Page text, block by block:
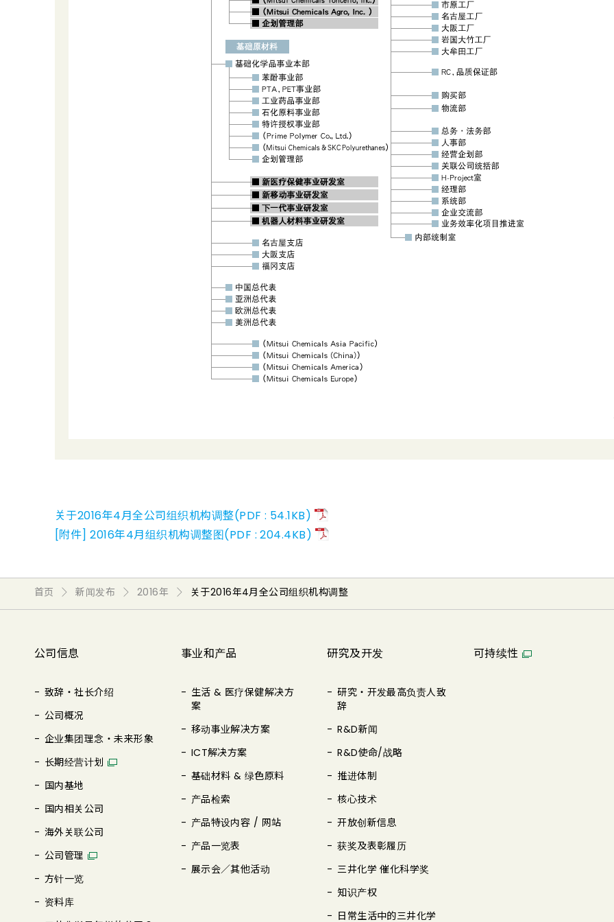
关于2016年4月全公司组织机构调整(PDF : 54.1KB)
[附件] 2016年4月组织机构调整图(PDF : 204.4KB)
首页 新闻发布 2016年 关于2016年4月全公司组织机构调整
公司信息
致辞・社长介绍
公司概况
企业集团理念・未来形象
长期经营计划
国内基地
国内相关公司
海外关联公司
公司管理
方针一览
资料库
事业和产品
生活 & 医疗保健解决方
案
移动事业解决方案
ICT解决方案
基础材料 & 绿色原料
产品检索
产品特设内容 / 网站
产品一览表
展示会／其他活动
研究及开发
研究・开发最高负责人致
辞
R&D新闻
R&D使命/战略
推进体制
核心技术
开放创新信息
获奖及表彰履历
三井化学 催化科学奖
知识产权
日常生活中的三井化学
可持续性